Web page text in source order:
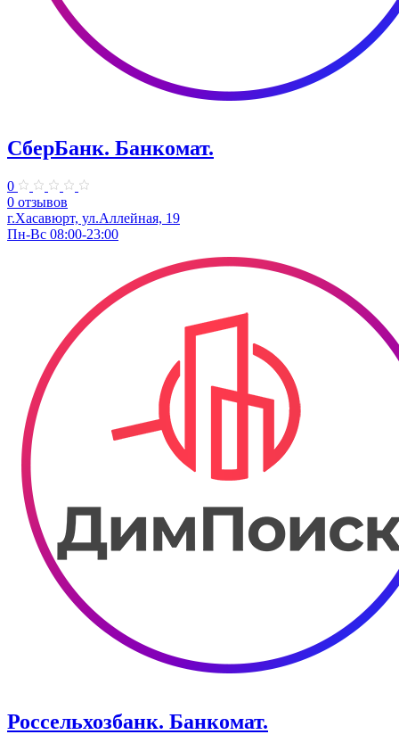
СберБанк. Банкомат.
0
0 отзывов
г.Хасавюрт, ул.Аллейная, 19
Пн-Вс 08:00-23:00
Россельхозбанк. Банкомат.